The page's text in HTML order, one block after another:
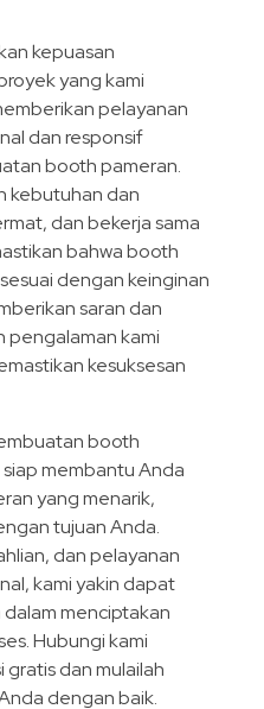
kepuasan
yang kami
pelayanan
dan responsif
booth pameran.
kebutuhan dan
dan bekerja sama
bahwa booth
dengan keinginan
saran dan
pengalaman kami
kesuksesan
booth
membantu Anda
yang menarik,
tujuan Anda.
dan pelayanan
kami yakin dapat
menciptakan
Hubungi kami
dan mulailah
dengan baik.